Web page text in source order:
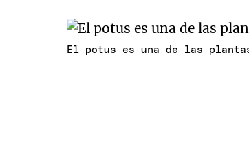
El potus es una de las